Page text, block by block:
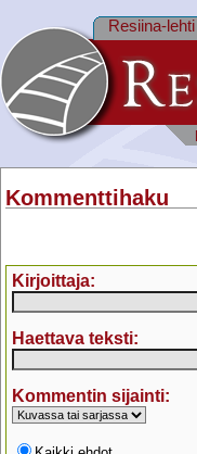
Resiina-lehti
Kommenttihaku
Kirjoittaja:
Haettava teksti:
Kommentin sijainti: